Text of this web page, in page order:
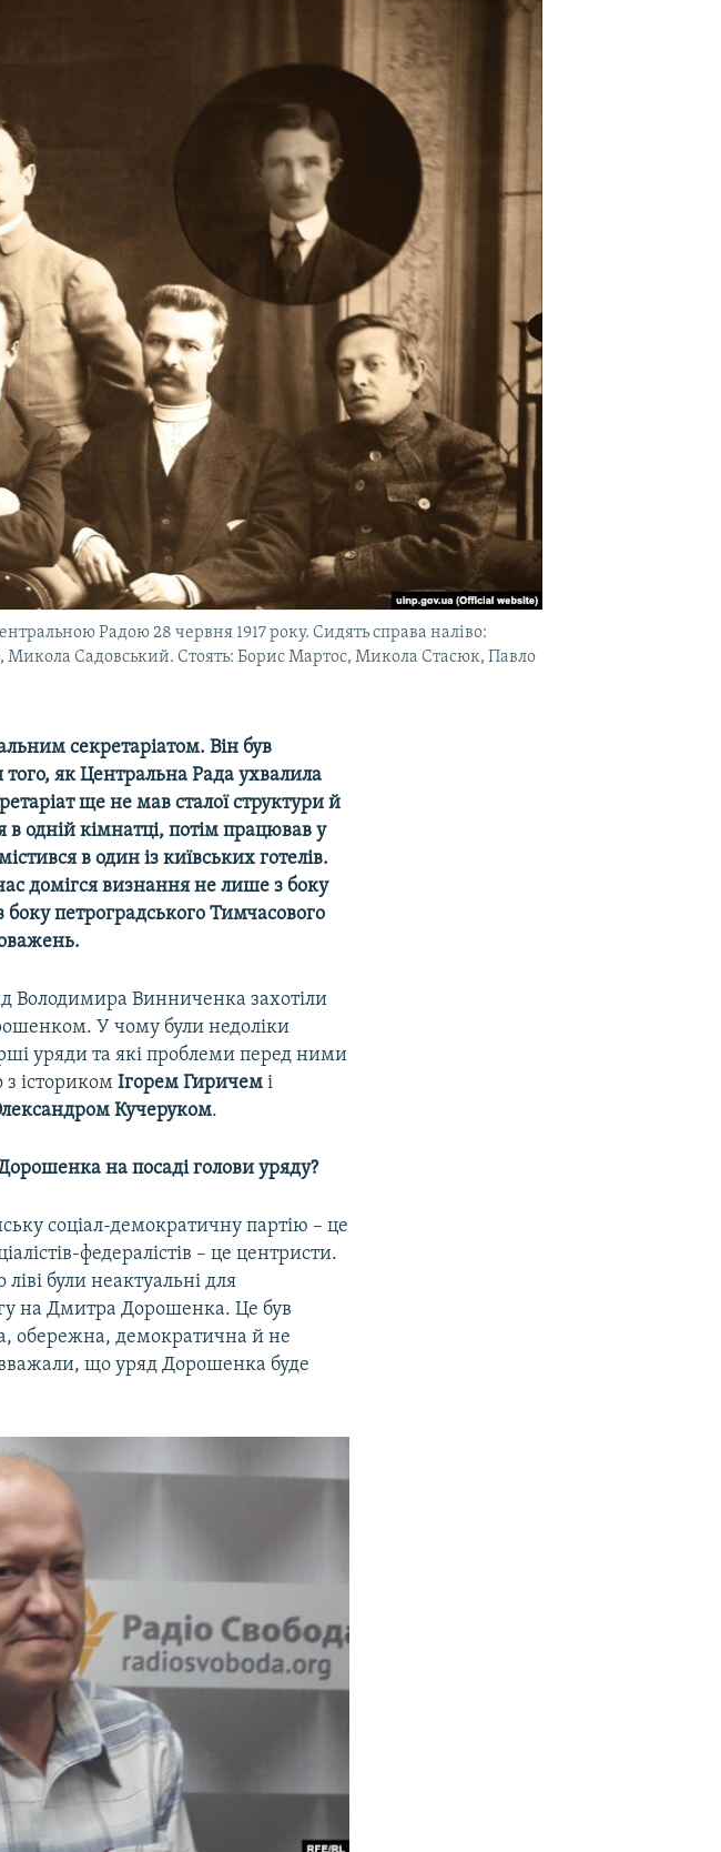
Радою 28 червня 1917 року. Сидять справа наліво:
Садовський. Стоять: Борис Мартос, Микола Стасюк, Павло
секретаріатом. Він був
того, як Центральна Рада ухвалила
ще не мав сталої структури й
одній кімнатці, потім працював у
в один із київських готелів.
домігся визнання не лише з боку
петроградського Тимчасового
Володимира Винниченка захотіли
У чому були недоліки
уряди та які проблеми перед ними
з історикомІгорем Гиричем і
Кучеруком.
на посаді голови уряду?
соціал-демократичну партію – це
федералістів – це центристи.
були неактуальні для
на Дмитра Дорошенка. Це був
обережна, демократична й не
вважали, що уряд Дорошенка буде